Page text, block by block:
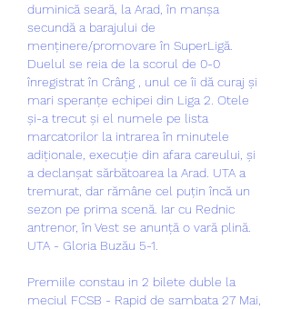
duminică seară, la Arad, în manșa
secundă a barajului de
menținere/promovare în SuperLigă.
Duelul se reia de la scorul de 0-0
înregistrat în Crâng , unul ce îi dă curaj și
mari speranțe echipei din Liga 2. Otele
și-a trecut și el numele pe lista
marcatorilor la intrarea în minutele
adiționale, execuție din afara careului, și
a declanșat sărbătoarea la Arad. UTA a
tremurat, dar rămâne cel puțin încă un
sezon pe prima scenă. Iar cu Rednic
antrenor, în Vest se anunță o vară plină.
UTA - Gloria Buzău 5-1.
Premiile constau in 2 bilete duble la
meciul FCSB - Rapid de sambata 27 Mai,